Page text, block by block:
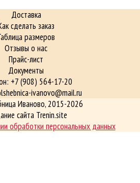
Доставка
сделать заказ
размеров
Отзывы о нас
Прайс-лист
Документы
+7 (908) 564-17-20
ivanovo@mail.ru
Иваново, 2015-2026
сайта Trenin.site
обработки персональных данных